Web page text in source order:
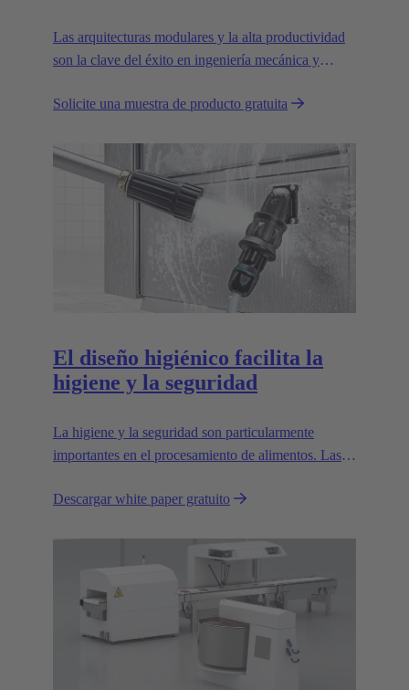
Las arquitecturas modulares y la alta productividad
son la clave del éxito en ingeniería mecánica y
esenciales para allanar el camino.
Solicite una muestra de producto gratuita
El diseño higiénico facilita la
higiene y la seguridad
La higiene y la seguridad son particularmente
importantes en el procesamiento de alimentos. Las
puedan limpiarse con facilidad; deben evitarse
Descargar white paper gratuito